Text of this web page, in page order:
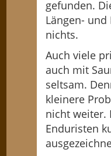
gefunden.
Längen-
nichts.
Auch viele
auch mit
seltsam.
kleinere
nicht weiter.
Enduristen